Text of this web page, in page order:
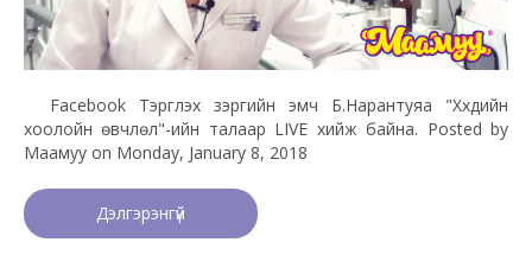
Facebook Тэргүүлэх зэргийн эмч Б.Нарантуяа "Хүүхдийн
хоолойн өвчлөл"-ийн талаар LIVE хийж байна. Posted by
Маамуу on Monday, January 8, 2018
Дэлгэрэнгүй